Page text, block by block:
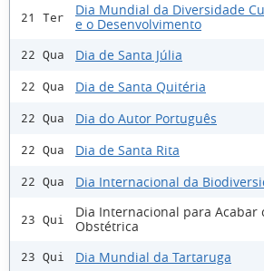
21 Ter
Dia Mundial da Diversidade
e o Desenvolvimento
22 Qua Dia de Santa Júlia
22 Qua Dia de Santa Quitéria
22 Qua Dia do Autor Português
22 Qua Dia de Santa Rita
22 Qua Dia Internacional da
23 Qui
Dia Internacional para Acabar
Obstétrica
23 Qui Dia Mundial da Tartaruga